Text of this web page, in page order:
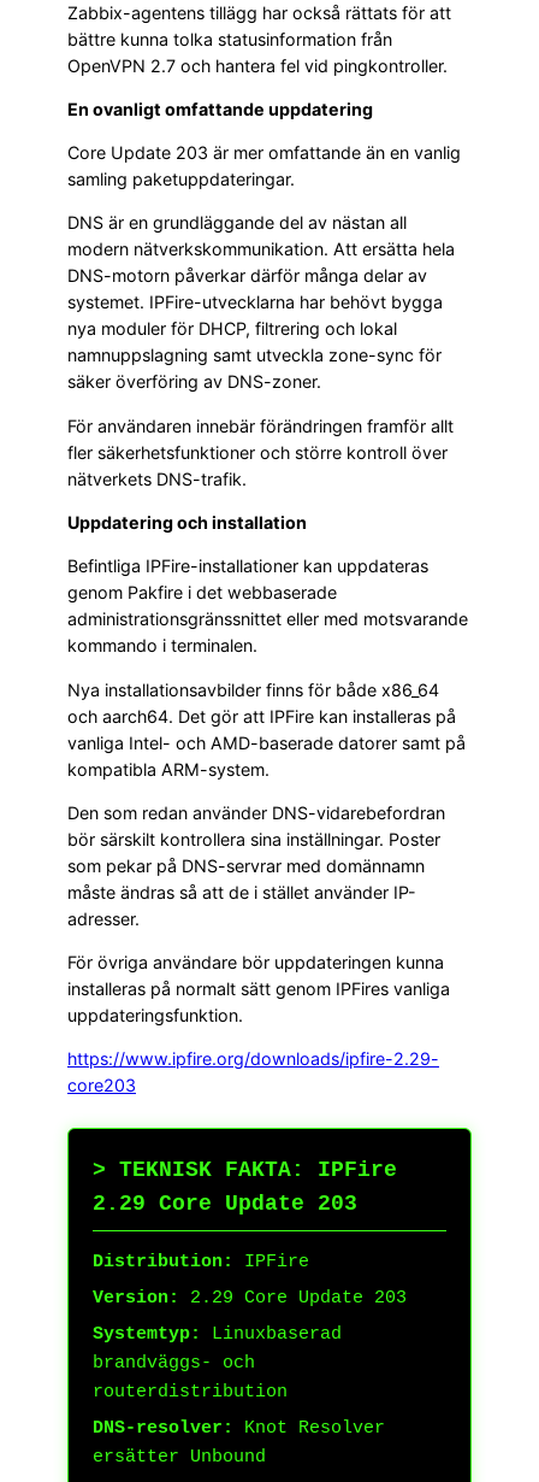
Zabbix-agentens tillägg har också rättats för att
bättre kunna tolka statusinformation från
OpenVPN 2.7 och hantera fel vid pingkontroller.
En ovanligt omfattande uppdatering
Core Update 203 är mer omfattande än en vanlig
samling paketuppdateringar.
DNS är en grundläggande del av nästan all
modern nätverkskommunikation. Att ersätta hela
DNS-motorn påverkar därför många delar av
systemet. IPFire-utvecklarna har behövt bygga
nya moduler för DHCP, filtrering och lokal
namnuppslagning samt utveckla zone-sync för
säker överföring av DNS-zoner.
För användaren innebär förändringen framför allt
fler säkerhetsfunktioner och större kontroll över
nätverkets DNS-trafik.
Uppdatering och installation
Befintliga IPFire-installationer kan uppdateras
genom Pakfire i det webbaserade
administrationsgränssnittet eller med motsvarande
kommando i terminalen.
Nya installationsavbilder finns för både x86_64
och aarch64. Det gör att IPFire kan installeras på
vanliga Intel- och AMD-baserade datorer samt på
kompatibla ARM-system.
Den som redan använder DNS-vidarebefordran
bör särskilt kontrollera sina inställningar. Poster
som pekar på DNS-servrar med domännamn
måste ändras så att de i stället använder IP-
adresser.
För övriga användare bör uppdateringen kunna
installeras på normalt sätt genom IPFires vanliga
uppdateringsfunktion.
https://www.ipfire.org/downloads/ipfire-2.29-
core203
> TEKNISK FAKTA: IPFire
2.29 Core Update 203
Distribution:
IPFire
Version:
2.29 Core Update 203
Systemtyp:
Linuxbaserad
brandväggs- och
routerdistribution
DNS-resolver:
Knot Resolver
ersätter Unbound